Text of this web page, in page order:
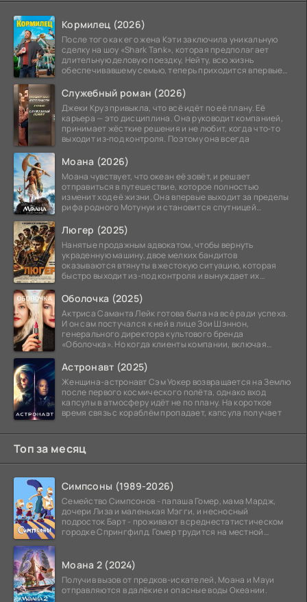
Кормилец (2026)
После того как его жена Кэти заключила уникальную
сделку на шоу «Shark Tank», которая предполагает
длительную деловую поездку, Нейту, всю жизнь
обеспечивавшему семью, теперь приходится впервые
Служебный роман (2026)
Джеки Круз привыкла, что всё идёт по её плану. Её
карьера — это дисциплина. Она руководит компанией,
принимает жёсткие решения и не любит, когда что‑то
выходит из‑под контроля. Поэтому она всегда
Моана (2026)
Моана чувствует, что океан её зовёт, и решает
отправиться в путешествие, которое полностью
изменит ход её жизни. Она впервые выходит за пределы
рифа родного Мотунуи и становится спутницей
Люгер (2025)
Нанятые продажным адвокатом, чтобы вернуть
украденную машину, двое мелких бандитов
оказываются втянуты в жестокую ситуацию, которая
быстро выходит из-под контроля и вынуждает их
Оболочка (2025)
Актриса Саманта Лейк готова была на всё ради успеха.
И он сам постучался к ней в лице Зои Шэннон,
генерального директора культового бренда
«Оболочка». Но когда клиенты компании, включая
Астронавт (2025)
Женщина-астронавт Сэм Уокер возвращается на Землю
после первого космического полёта, однако вход
капсулы в атмосферу идёт не по плану. На короткое
время связь с кораблём пропадает, капсула получает
Топ за месяц
Симпсоны (1989-2026)
Семейство Симпсонов - папаша Гомер, мама Мардж,
дочери Лиза и маленькая Мэгги, и несносный
подросток Барт - проживают в среднестатистическом
городке Спрингфилд. Гомер трудится на местной
Моана 2 (2024)
Получив вызов от предков-искателей, Моана и Мауи
отправляются в далёкие и опасные воды Океании.